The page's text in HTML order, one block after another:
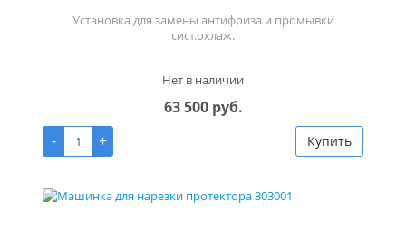
Установка для замены антифриза и промывки
сист.охлаж.
Нет в наличии
63 500 руб.
-
+ Купить